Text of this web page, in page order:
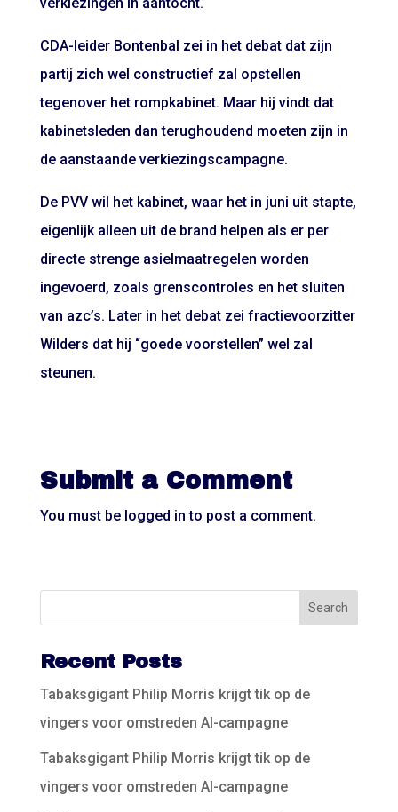
CDA-leider Bontenbal zei in het debat dat zijn
partij zich wel constructief zal opstellen
tegenover het rompkabinet. Maar hij vindt dat
kabinetsleden dan terughoudend moeten zijn in
de aanstaande verkiezingscampagne.
De PVV wil het kabinet, waar het in juni uit stapte,
eigenlijk alleen uit de brand helpen als er per
directe strenge asielmaatregelen worden
ingevoerd, zoals grenscontroles en het sluiten
van azc’s. Later in het debat zei fractievoorzitter
Wilders dat hij “goede voorstellen” wel zal
steunen.
Submit a Comment
You must be logged in to post a comment.
Recent Posts
Tabaksgigant Philip Morris krijgt tik op de
vingers voor omstreden AI-campagne
Tabaksgigant Philip Morris krijgt tik op de
vingers voor omstreden AI-campagne